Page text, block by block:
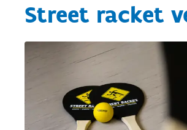
Street racket